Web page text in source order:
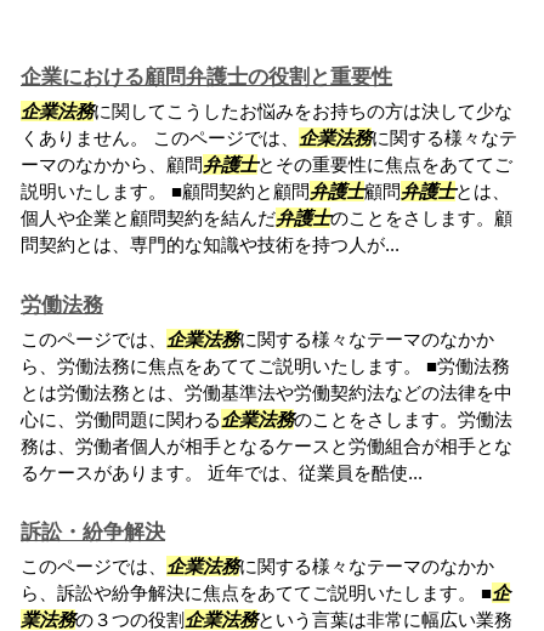
企業における顧問弁護士の役割と重要性
企業法務に関してこうしたお悩みをお持ちの方は決して少な
くありません。 このページでは、 企業法務に関する様々なテ
ーマのなかから、顧問弁護士とその重要性に焦点をあててご
説明いたします。 ■顧問契約と顧問弁護士顧問弁護士とは、
個人や企業と顧問契約を結んだ弁護士のことをさします。顧
問契約とは、専門的な知識や技術を持つ人が...
労働法務
このページでは、 企業法務に関する様々なテーマのなかか
ら、労働法務に焦点をあててご説明いたします。 ■労働法務
とは労働法務とは、労働基準法や労働契約法などの法律を中
心に、労働問題に関わる企業法務のことをさします。労働法
務は、労働者個人が相手となるケースと労働組合が相手とな
るケースがあります。 近年では、従業員を酷使...
訴訟・紛争解決
このページでは、 企業法務に関する様々なテーマのなかか
ら、訴訟や紛争解決に焦点をあててご説明いたします。 ■企
業法務の３つの役割 企業法務という言葉は非常に幅広い業務